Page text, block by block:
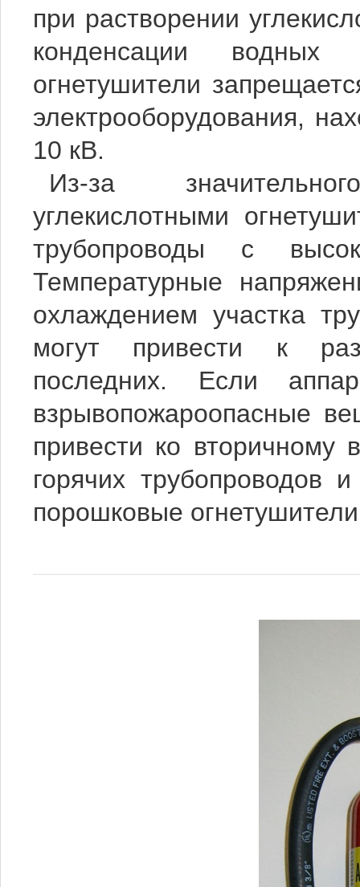
при растворении
конденсации водных
огнетушители
электрооборудования,
10 кВ.
Из-за
углекислотными
трубопроводы с
Температурные
охлаждением участка
могут привести к
последних. Если
взрывопожароопасные
привести ко вторичному
горячих трубопроводов
порошковые